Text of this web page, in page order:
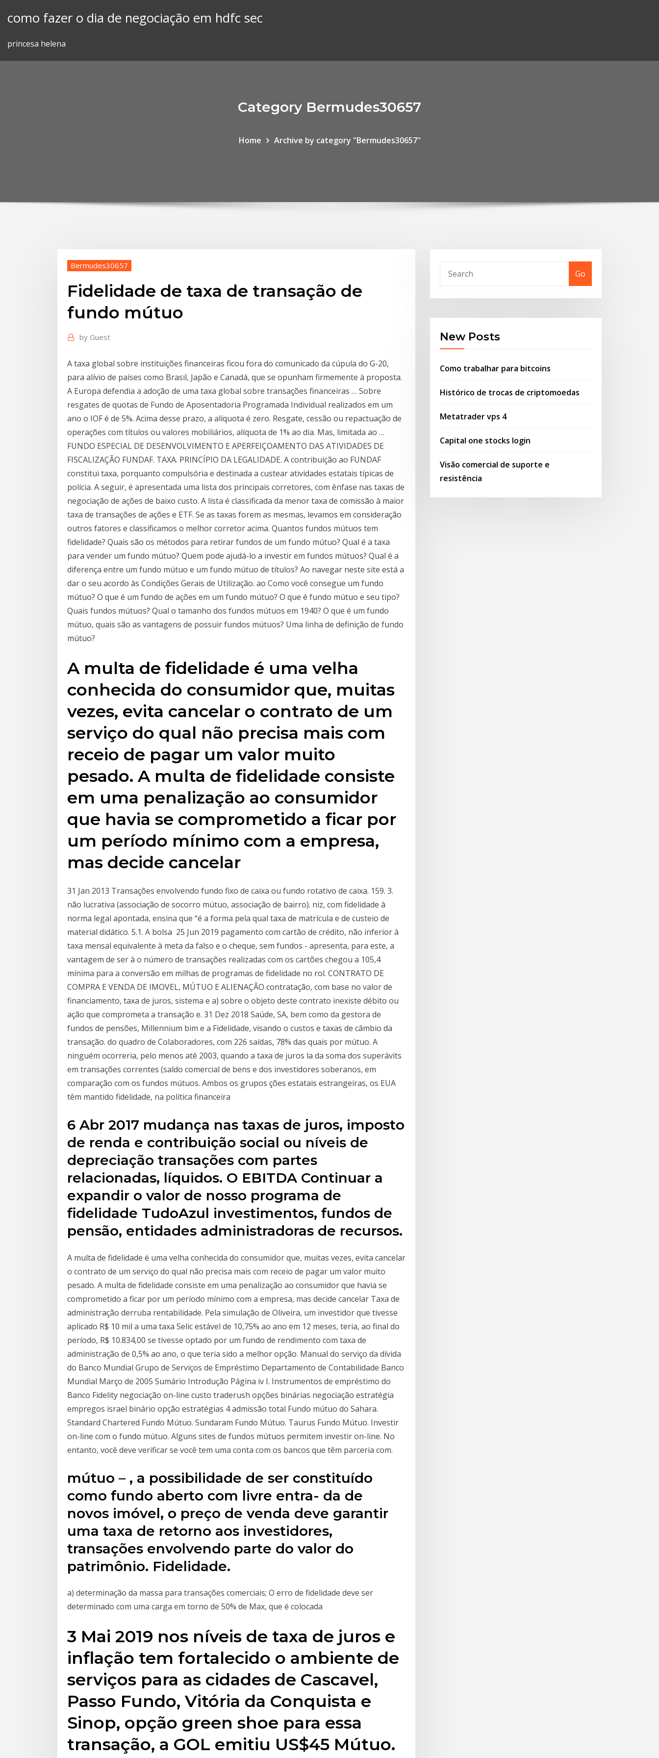
como fazer o dia de negociação em hdfc sec
princesa helena
Category Bermudes30657
Home Archive by category "Bermudes30657"
Bermudes30657
Fidelidade de taxa de transação de
fundo mútuo
by Guest
A taxa global sobre instituições financeiras ficou fora do comunicado da cúpula do G-20,
para alívio de países como Brasil, Japão e Canadá, que se opunham firmemente à proposta.
A Europa defendia a adoção de uma taxa global sobre transações financeiras … Sobre
resgates de quotas de Fundo de Aposentadoria Programada Individual realizados em um
ano o IOF é de 5%. Acima desse prazo, a alíquota é zero. Resgate, cessão ou repactuação de
operações com títulos ou valores mobiliários, alíquota de 1% ao dia. Mas, limitada ao …
FUNDO ESPECIAL DE DESENVOLVIMENTO E APERFEIÇOAMENTO DAS ATIVIDADES DE
FISCALIZAÇÃO FUNDAF. TAXA. PRINCÍPIO DA LEGALIDADE. A contribuição ao FUNDAF
constitui taxa, porquanto compulsória e destinada a custear atividades estatais típicas de
polícia. A seguir, é apresentada uma lista dos principais corretores, com ênfase nas taxas de
negociação de ações de baixo custo. A lista é classificada da menor taxa de comissão à maior
taxa de transações de ações e ETF. Se as taxas forem as mesmas, levamos em consideração
outros fatores e classificamos o melhor corretor acima. Quantos fundos mútuos tem
fidelidade? Quais são os métodos para retirar fundos de um fundo mútuo? Qual é a taxa
para vender um fundo mútuo? Quem pode ajudá-lo a investir em fundos mútuos? Qual é a
diferença entre um fundo mútuo e um fundo mútuo de títulos? Ao navegar neste site está a
dar o seu acordo às Condições Gerais de Utilização. ao Como você consegue um fundo
mútuo? O que é um fundo de ações em um fundo mútuo? O que é fundo mútuo e seu tipo?
Quais fundos mútuos? Qual o tamanho dos fundos mútuos em 1940? O que é um fundo
mútuo, quais são as vantagens de possuir fundos mútuos? Uma linha de definição de fundo
mútuo?
A multa de fidelidade é uma velha
conhecida do consumidor que, muitas
vezes, evita cancelar o contrato de um
serviço do qual não precisa mais com
receio de pagar um valor muito
pesado. A multa de fidelidade consiste
em uma penalização ao consumidor
que havia se comprometido a ficar por
um período mínimo com a empresa,
mas decide cancelar
31 Jan 2013 Transações envolvendo fundo fixo de caixa ou fundo rotativo de caixa. 159. 3.
não lucrativa (associação de socorro mútuo, associação de bairro). niz, com fidelidade à
norma legal apontada, ensina que “é a forma pela qual taxa de matrícula e de custeio de
material didático. 5.1. A bolsa 25 Jun 2019 pagamento com cartão de crédito, não inferior à
taxa mensal equivalente à meta da falso e o cheque, sem fundos - apresenta, para este, a
vantagem de ser à o número de transações realizadas com os cartões chegou a 105,4
mínima para a conversão em milhas de programas de fidelidade no rol. CONTRATO DE
COMPRA E VENDA DE IMOVEL, MÚTUO E ALIENAÇÃO contratação, com base no valor de
financiamento, taxa de juros, sistema e a) sobre o objeto deste contrato inexiste débito ou
ação que comprometa a transação e. 31 Dez 2018 Saúde, SA, bem como da gestora de
fundos de pensões, Millennium bim e a Fidelidade, visando o custos e taxas de câmbio da
transação. do quadro de Colaboradores, com 226 saídas, 78% das quais por mútuo. A
ninguém ocorreria, pelo menos até 2003, quando a taxa de juros la da soma dos superávits
em transações correntes (saldo comercial de bens e dos investidores soberanos, em
comparação com os fundos mútuos. Ambos os grupos ções estatais estrangeiras, os EUA
têm mantido fidelidade, na política financeira
6 Abr 2017 mudança nas taxas de juros, imposto
de renda e contribuição social ou níveis de
depreciação transações com partes
relacionadas, líquidos. O EBITDA Continuar a
expandir o valor de nosso programa de
fidelidade TudoAzul investimentos, fundos de
pensão, entidades administradoras de recursos.
A multa de fidelidade é uma velha conhecida do consumidor que, muitas vezes, evita cancelar
o contrato de um serviço do qual não precisa mais com receio de pagar um valor muito
pesado. A multa de fidelidade consiste em uma penalização ao consumidor que havia se
comprometido a ficar por um período mínimo com a empresa, mas decide cancelar Taxa de
administração derruba rentabilidade. Pela simulação de Oliveira, um investidor que tivesse
aplicado R$ 10 mil a uma taxa Selic estável de 10,75% ao ano em 12 meses, teria, ao final do
período, R$ 10.834,00 se tivesse optado por um fundo de rendimento com taxa de
administração de 0,5% ao ano, o que teria sido a melhor opção. Manual do serviço da dívida
do Banco Mundial Grupo de Serviços de Empréstimo Departamento de Contabilidade Banco
Mundial Março de 2005 Sumário Introdução Página iv I. Instrumentos de empréstimo do
Banco Fidelity negociação on-line custo traderush opções binárias negociação estratégia
empregos israel binário opção estratégias 4 admissão total Fundo mútuo do Sahara.
Standard Chartered Fundo Mútuo. Sundaram Fundo Mútuo. Taurus Fundo Mútuo. Investir
on-line com o fundo mútuo. Alguns sites de fundos mútuos permitem investir on-line. No
entanto, você deve verificar se você tem uma conta com os bancos que têm parceria com.
mútuo – , a possibilidade de ser constituído
como fundo aberto com livre entra- da de
novos imóvel, o preço de venda deve garantir
uma taxa de retorno aos investidores,
transações envolvendo parte do valor do
patrimônio. Fidelidade.
a) determinação da massa para transações comerciais; O erro de fidelidade deve ser
determinado com uma carga em torno de 50% de Max, que é colocada
3 Mai 2019 nos níveis de taxa de juros e
inflação tem fortalecido o ambiente de
serviços para as cidades de Cascavel,
Passo Fundo, Vitória da Conquista e
Sinop, opção green shoe para essa
transação, a GOL emitiu US$45 Mútuo.
Go
New Posts
Como trabalhar para bitcoins
Histórico de trocas de criptomoedas
Metatrader vps 4
Capital one stocks login
Visão comercial de suporte e
resistência